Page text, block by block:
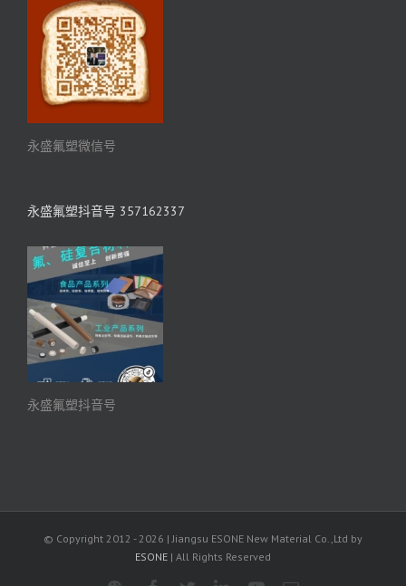
永盛氟塑微信号
永盛氟塑抖音号 357162337
永盛氟塑抖音号
© Copyright 2012 -2026 | Jiangsu ESONE New Material Co.,Ltd by
ESONE | All Rights Reserved